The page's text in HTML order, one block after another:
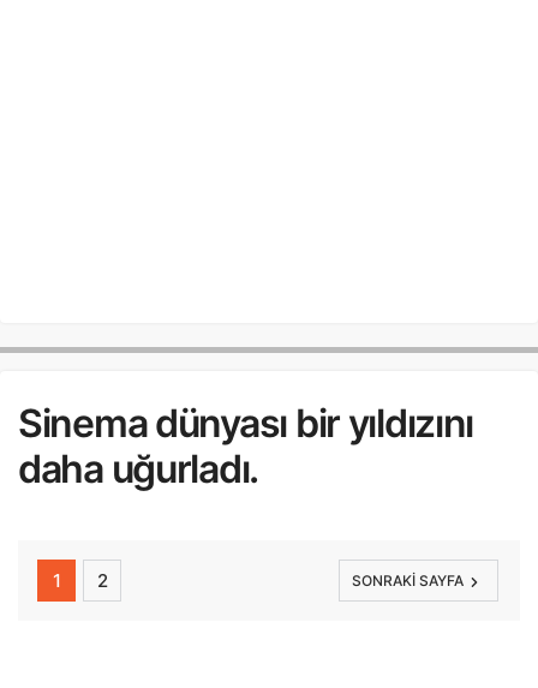
Sinema dünyası bir yıldızını
daha uğurladı.
1 2 SONRAKI SAYFA